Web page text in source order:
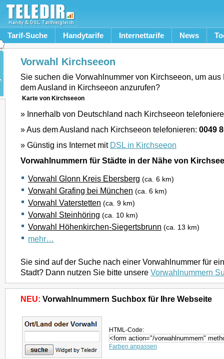
Tarif-Suche Handytarife Internettarife News
Vorwahl Kirchseeon
Sie suchen die Vorwahlnummer von Kirchseeon, um
dem Ausland in Kirchseeon anzurufen?
Karte von Kirchseeon
» Innerhalb von Deutschland nach Kirchseeon
» Aus dem Ausland nach Kirchseeon telefonieren: 0049
» Günstig ins Internet mit DSL in Kirchseeon
Vorwahlnummern für Städte in der Nähe von
Vorwahl Glonn Kreis Ebersberg (ca. 6 km)
Vorwahl Grafing bei München (ca. 6 km)
Vorwahl Vaterstetten (ca. 9 km)
Vorwahl Steinhöring (ca. 10 km)
Vorwahl Höhenkirchen-Siegertsbrunn (ca. 13 km)
mehr…
Sie sind auf der Suche nach einer Vorwahlnummer für
Stadt? Dann nutzen Sie bitte unsere Vorwahlnummern
NEU: Vorwahlnummern Suchbox für Ihre Webseite
HTML-Code:
Farben anpassen